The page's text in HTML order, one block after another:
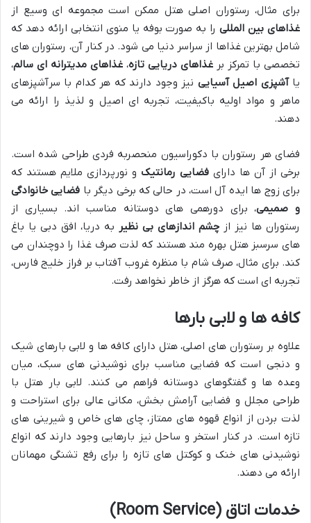
برای مثال، رستوران اصلی هتل ممکن است مجموعه ای وسیع از
غذاهای بین المللیرا به صورت بوفه یا منوی انتخابی ارائه دهد که
شامل بهترین غذاها از سراسر دنیا می شود. در کنار آن، رستوران های
تخصصی با تمرکز بر غذاهای دریایی تازه، غذاهای مدیترانه ای سالم،
یاآشپزی اصیل آسیایی نیز وجود دارند که هر کدام با سرآشپزهای
ماهر و مواد اولیه باکیفیت، تجربه ای اصیل و لذیذ را ارائه می
دهند.
فضای هر رستوران با دکوراسیون منحصربه فردی طراحی شده است.
برخی از آن ها دارای فضایی رمانتیک و نورپردازی ملایم هستند که
برای زوج ها ایده آل است، در حالی که برخی دیگر با فضایی خانوادگی
و صمیمی، برای دورهمی های دوستانه مناسب اند. بسیاری از
رستوران ها نیز از چشم اندازهای بی نظیر به دریا، افق دبی یا باغ
های سرسبز هتل بهره مند هستند که لذت صرف غذا را دوچندان می
کند. برای مثال، صرف شام با منظره غروب آفتاب بر فراز خلیج فارس،
تجربه ای است که هرگز از خاطر نخواهد رفت.
کافه ها و لابی بارها
علاوه بر رستوران های اصلی، هتل دارای کافه ها و لابی بارهای شیک
و دنجی است که فضایی مناسب برای نوشیدنی های سبک، میان
وعده ها و گفتگوهای دوستانه فراهم می کنند. لابی بار هتل با
طراحی مجلل و فضایی آرامش بخش، مکانی عالی برای استراحت و
لذت بردن از انواع قهوه های ممتاز، چای های خاص و شیرینی های
تازه است. در کنار استخر و ساحل نیز بارهایی وجود دارند که انواع
نوشیدنی های خنک و کوکتل های تازه را برای رفع تشنگی مهمانان
ارائه می دهند.
خدمات اتاق (Room Service)